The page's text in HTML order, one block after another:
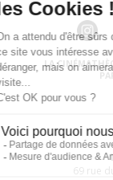
LA
69 rue